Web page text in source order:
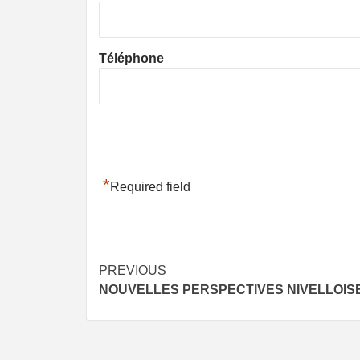
Téléphone
*Required field
Post
navigation
PREVIOUS
NOUVELLES PERSPECTIVES